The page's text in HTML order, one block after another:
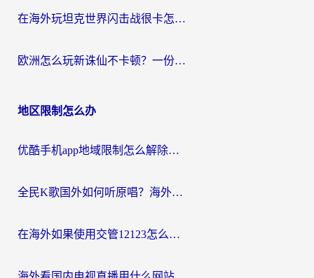
在海外玩坦克世界闪击战很卡怎么办？老玩家亲测有效的加速器选择指南
欧洲怎么玩新诛仙不卡顿？一份给海外游子的国服游戏畅玩指南
地区限制怎么办
优酷手机app地域限制怎么解除？海外党亲测有效的追剧方案
全民K歌国外如何听原唱？海外党亲测有效的回国加速器选择指南
在海外如果使用交管12123怎么处理？留学生亲测有效的回国加速方案